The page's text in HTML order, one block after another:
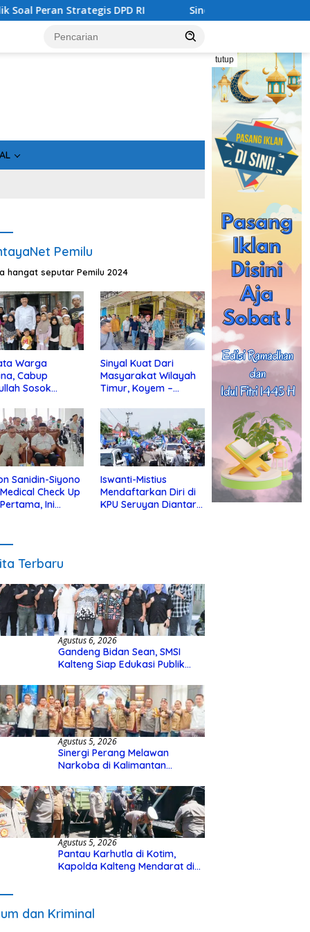
DPD RI Sinergi Perang Melawan Narkoba di
tutup
Pemilu
hangat seputar Pemilu 2024
Warga
Cabup
Sosok
Sinyal Kuat Dari
Masyarakat Wilayah
Timur, Koyem –
di Kotim
Sanidin-Siyono
Check Up
Ini
Iswanti-Mistius
Mendaftarkan Diri di
KPU Seruyan Diantar
Terbaru
Agustus 6, 2026
Gandeng Bidan Sean, SMSI
Kalteng Siap Edukasi Publik
Agustus 5, 2026
Sinergi Perang Melawan
Narkoba di Kalimantan
Kalteng Siapkan Deklarasi
Akbar
Agustus 5, 2026
Pantau Karhutla di Kotim,
Kapolda Kalteng Mendarat di
dan Kriminal